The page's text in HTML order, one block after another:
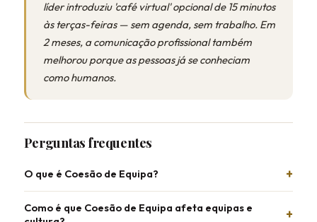
líder introduziu 'café virtual' opcional de 15 minutos
às terças-feiras — sem agenda, sem trabalho. Em
2 meses, a comunicação profissional também
melhorou porque as pessoas já se conheciam
como humanos.
Perguntas frequentes
O que é Coesão de Equipa?
Como é que Coesão de Equipa afeta equipas e